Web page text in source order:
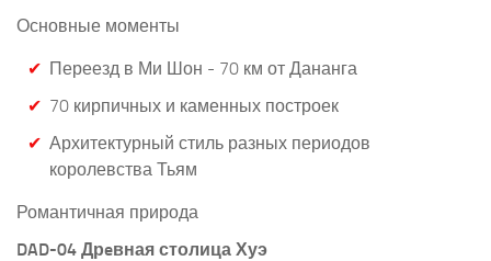
Основные моменты
Переезд в Ми Шон - 70 км от Дананга
70 кирпичных и каменных построек
Архитектурный стиль разных периодов
королевства Тьям
Романтичная природа
DAD-04 Дрeвная столица Хуэ